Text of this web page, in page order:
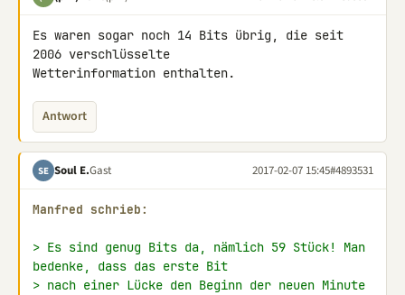
Es waren sogar noch 14 Bits übrig, die seit
2006 verschlüsselte
Wetterinformation enthalten.
Antwort
SE Soul E.Gast 2017-02-07 15:45#4893531
Manfred schrieb:
> Es sind genug Bits da, nämlich 59 Stück! Man
bedenke, dass das erste Bit
> nach einer Lücke den Beginn der neuen Minute